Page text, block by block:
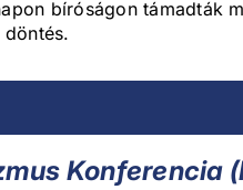
bíróságon támadták
Konferencia